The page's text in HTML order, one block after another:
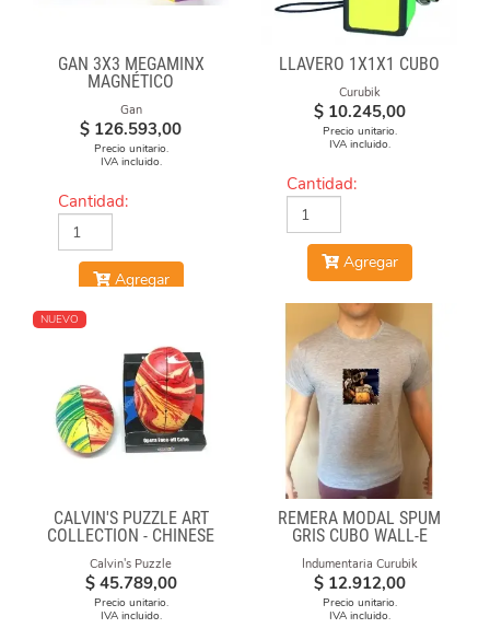
GAN 3X3 MEGAMINX
MAGNÉTICO
Gan
$ 126.593,00
Precio unitario.
IVA incluido.
Cantidad:
Agregar
LLAVERO 1X1X1 CUBO
Curubik
$ 10.245,00
Precio unitario.
IVA incluido.
Cantidad:
Agregar
NUEVO
CALVIN'S PUZZLE ART
COLLECTION - CHINESE
OPERA FACE-OFF CUBE
(MOLTEN LAVA)
Calvin's Puzzle
$ 45.789,00
Precio unitario.
IVA incluido.
REMERA MODAL SPUM
GRIS CUBO WALL-E
Indumentaria Curubik
$ 12.912,00
Precio unitario.
IVA incluido.